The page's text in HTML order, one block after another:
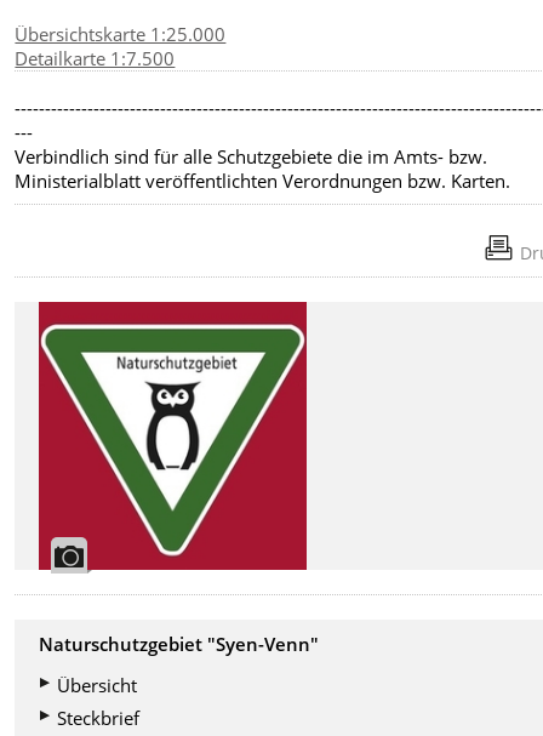
Übersichtskarte 1:25.000
Detailkarte 1:7.500
---
Verbindlich sind für alle Schutzgebiete die im Amts- bzw.
Ministerialblatt veröffentlichten Verordnungen bzw. Karten.
Naturschutzgebiet "Syen-Venn"
Übersicht
Steckbrief